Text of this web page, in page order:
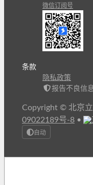
微信订阅号
条款
隐私政策
报告不良信
Copyright © 北京
09022189号-8 •
自动